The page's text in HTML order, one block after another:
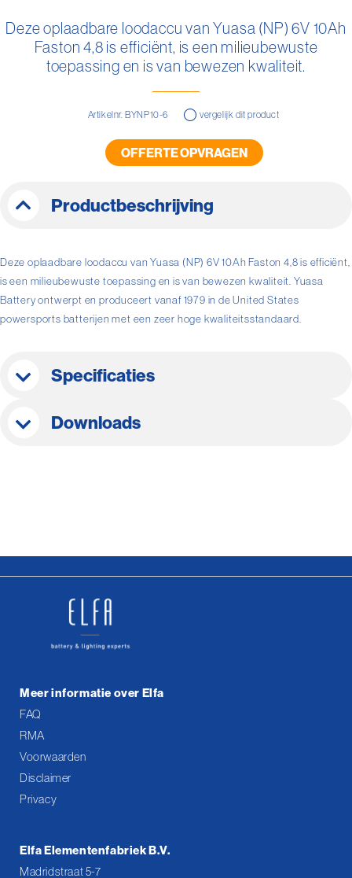
Productbeschrijving
Deze oplaadbare loodaccu van Yuasa (NP) 6V 10Ah Faston 4,8 is efficiënt,
is een milieubewuste toepassing en is van bewezen kwaliteit. Yuasa
Battery ontwerpt en produceert vanaf 1979 in de United States
powersports batterijen met een zeer hoge kwaliteitsstandaard.
Specificaties
Downloads
hetDeze oplaadbare loodaccu van Yuasa (NP) 6V 10Ah
Faston 4,8 is efficiënt, is een milieubewuste
toepassing en is van bewezen kwaliteit.
Artikelnr. BYNP10-6 vergelijk dit product
OFFERTE OPVRAGEN
Meer informatie over Elfa
FAQ
RMA
Voorwaarden
Disclaimer
Privacy
Elfa Elementenfabriek B.V.
Madridstraat 5-7